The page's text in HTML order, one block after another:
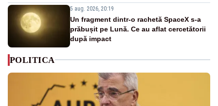
5 aug. 2026, 20:19
Un fragment dintr-o rachetă SpaceX s-a
prăbușit pe Lună. Ce au aflat cercetătorii
după impact
POLITICA